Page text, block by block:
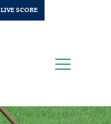
LIVE SCORE